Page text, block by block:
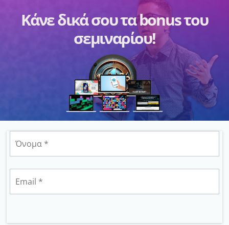
Κάνε δικά σου τα bonus του
σεμιναρίου!